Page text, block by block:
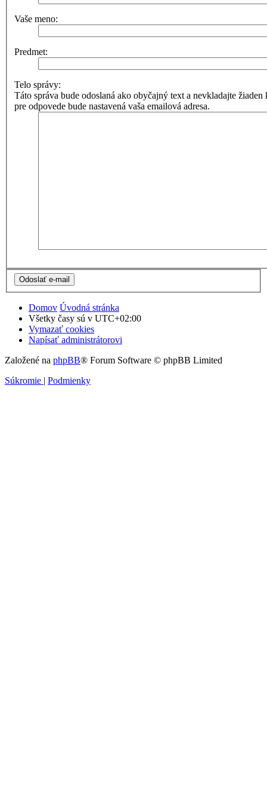
Vaše meno:
Predmet:
Telo správy:
Táto správa bude odoslaná ako obyčajný text a nevkladajte
pre odpovede bude nastavená vaša emailová adresa.
Domov Úvodná stránka
Všetky časy sú v UTC+02:00
Vymazať cookies
Napísať administrátorovi
Založené na phpBB® Forum Software © phpBB Limited
Súkromie
Podmienky